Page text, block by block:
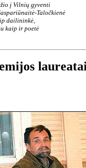
į Vilnių gyventi
Taločkienė
dailininkė,
kaip ir poetė